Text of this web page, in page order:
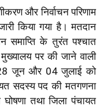
और निर्वाचन परिणाम
किया गया है। मतदान
समाप्ति के तुरंत पश्चात
पर की जाने वाली
जून और 04 जुलाई को
सदस्य पद की मतगणना
घोषणा तथा जिला पंचायत